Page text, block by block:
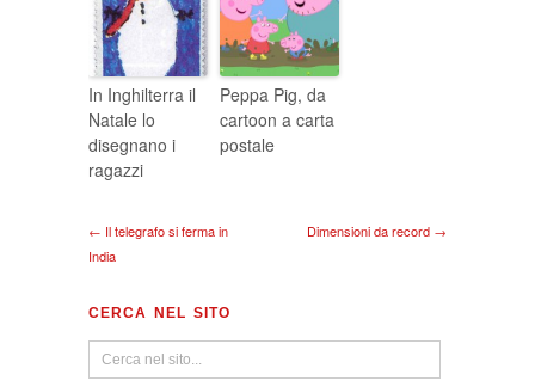
In Inghilterra il
Natale lo
disegnano i
ragazzi
Peppa Pig, da
cartoon a carta
postale
← Il telegrafo si ferma in
India
Dimensioni da record →
CERCA NEL SITO